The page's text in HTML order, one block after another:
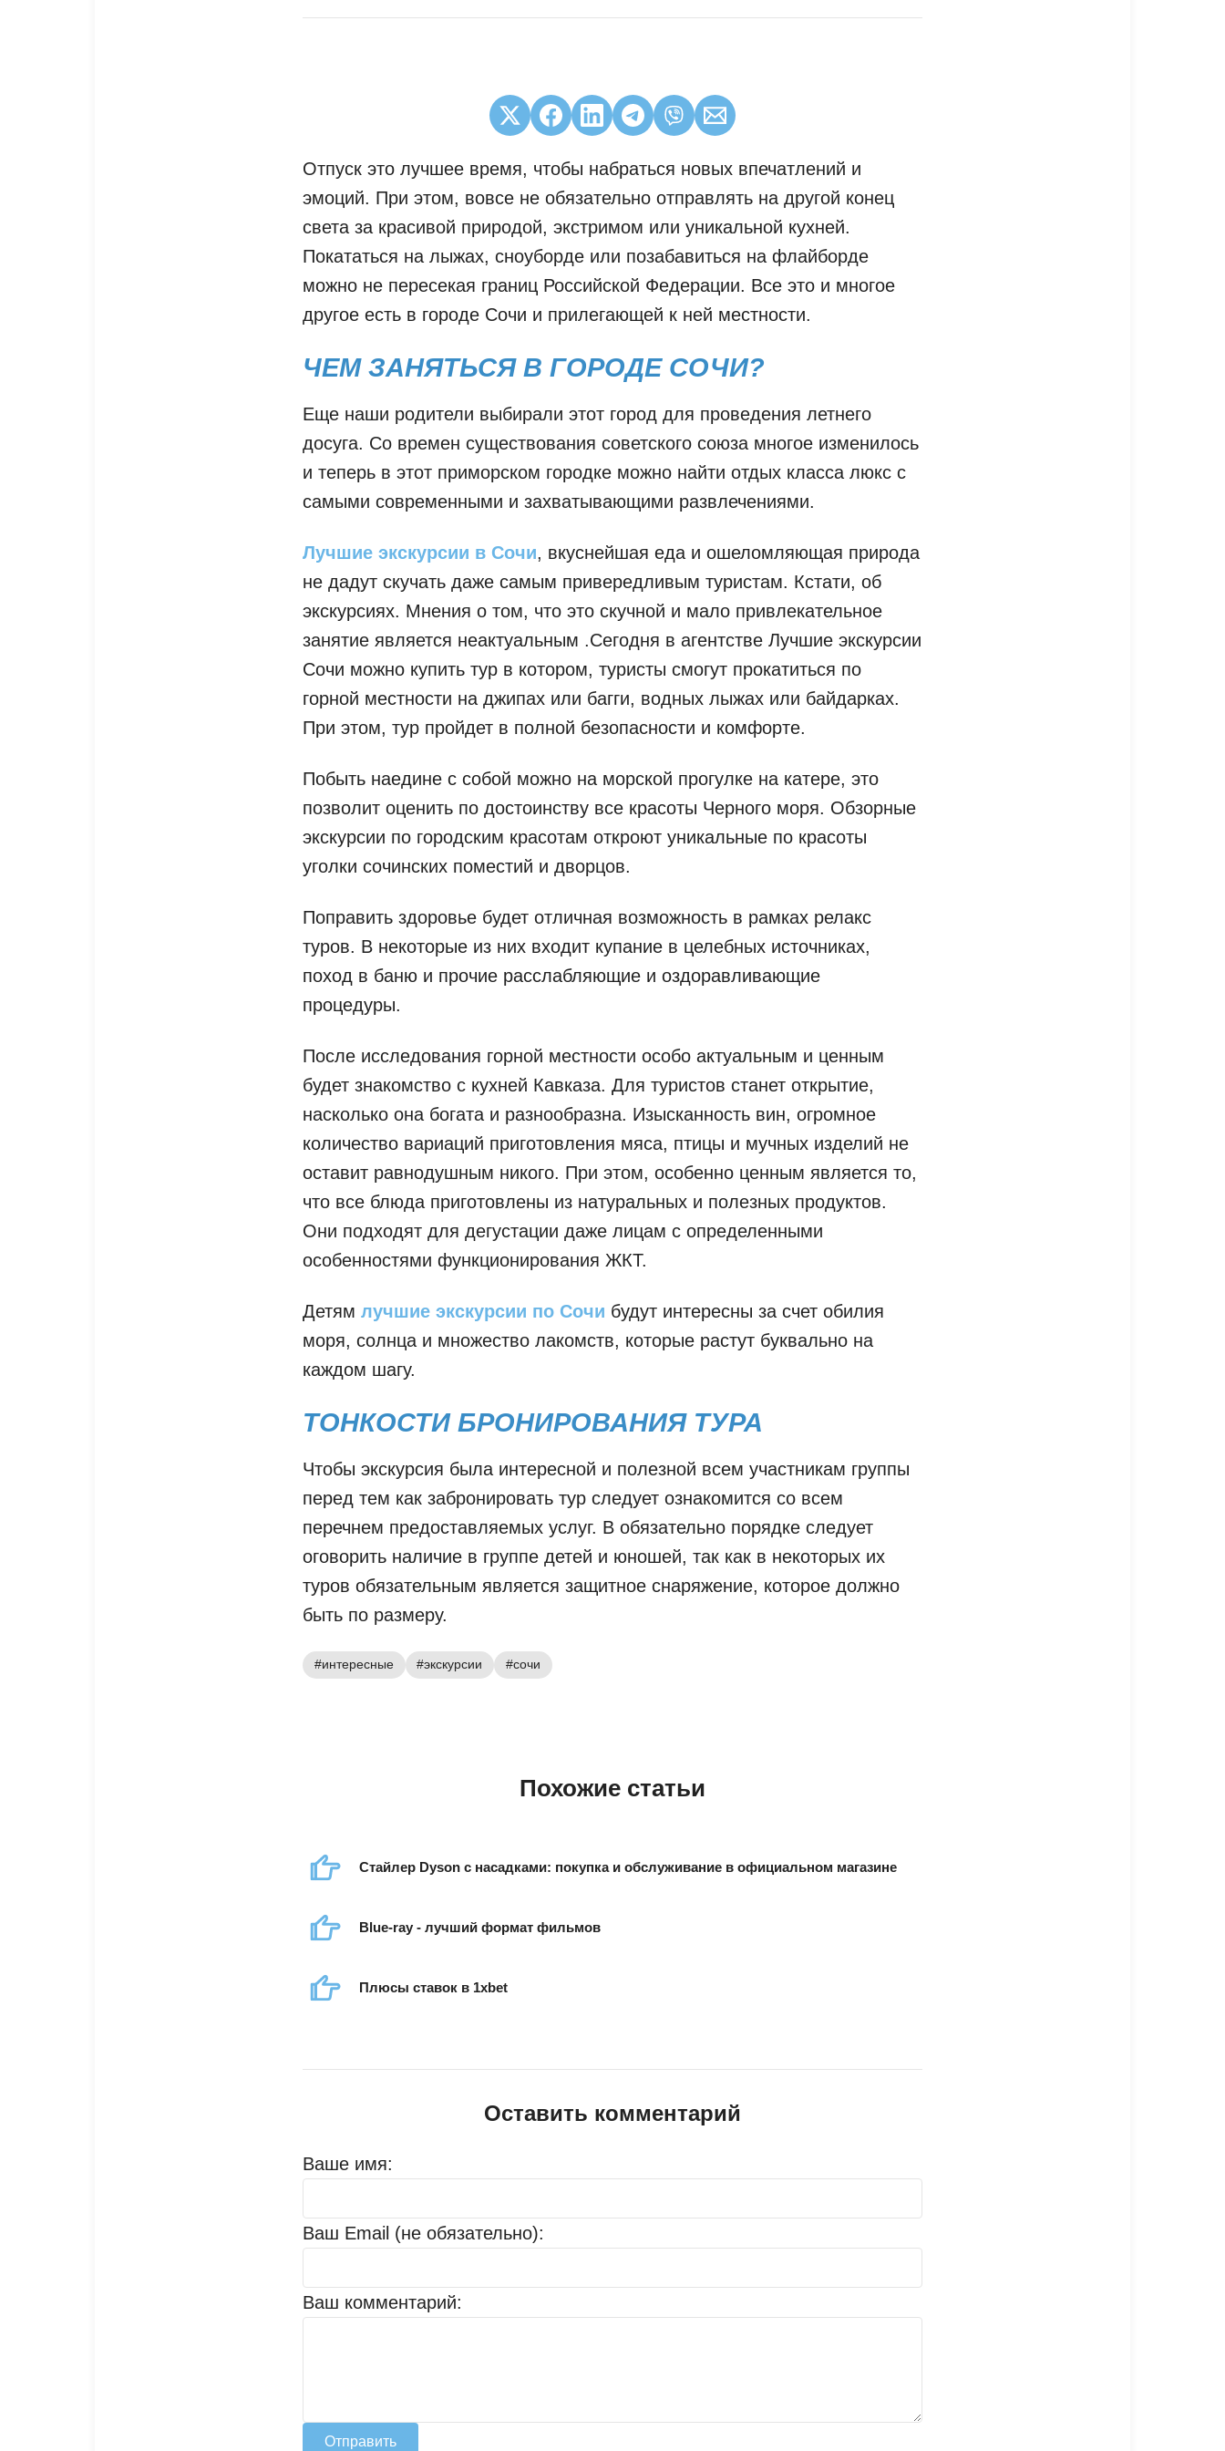
Отпуск это лучшее время, чтобы набраться новых впечатлений и
эмоций. При этом, вовсе не обязательно отправлять на другой конец
света за красивой природой, экстримом или уникальной кухней.
Покататься на лыжах, сноуборде или позабавиться на флайборде
можно не пересекая границ Российской Федерации. Все это и многое
другое есть в городе Сочи и прилегающей к ней местности.
ЧЕМ ЗАНЯТЬСЯ В ГОРОДЕ СОЧИ?
Еще наши родители выбирали этот город для проведения летнего
досуга. Со времен существования советского союза многое изменилось
и теперь в этот приморском городке можно найти отдых класса люкс с
самыми современными и захватывающими развлечениями.
Лучшие экскурсии в Сочи, вкуснейшая еда и ошеломляющая природа
не дадут скучать даже самым привередливым туристам. Кстати, об
экскурсиях. Мнения о том, что это скучной и мало привлекательное
занятие является неактуальным .Сегодня в агентстве Лучшие экскурсии
Сочи можно купить тур в котором, туристы смогут прокатиться по
горной местности на джипах или багги, водных лыжах или байдарках.
При этом, тур пройдет в полной безопасности и комфорте.
Побыть наедине с собой можно на морской прогулке на катере, это
позволит оценить по достоинству все красоты Черного моря. Обзорные
экскурсии по городским красотам откроют уникальные по красоты
уголки сочинских поместий и дворцов.
Поправить здоровье будет отличная возможность в рамках релакс
туров. В некоторые из них входит купание в целебных источниках,
поход в баню и прочие расслабляющие и оздоравливающие
процедуры.
После исследования горной местности особо актуальным и ценным
будет знакомство с кухней Кавказа. Для туристов станет открытие,
насколько она богата и разнообразна. Изысканность вин, огромное
количество вариаций приготовления мяса, птицы и мучных изделий не
оставит равнодушным никого. При этом, особенно ценным является то,
что все блюда приготовлены из натуральных и полезных продуктов.
Они подходят для дегустации даже лицам с определенными
особенностями функционирования ЖКТ.
Детям лучшие экскурсии по Сочи будут интересны за счет обилия
моря, солнца и множество лакомств, которые растут буквально на
каждом шагу.
ТОНКОСТИ БРОНИРОВАНИЯ ТУРА
Чтобы экскурсия была интересной и полезной всем участникам группы
перед тем как забронировать тур следует ознакомится со всем
перечнем предоставляемых услуг. В обязательно порядке следует
оговорить наличие в группе детей и юношей, так как в некоторых их
туров обязательным является защитное снаряжение, которое должно
быть по размеру.
#интересные #экскурсии #сочи
Похожие статьи
Стайлер Dyson с насадками: покупка и обслуживание в официальном магазине
Blue-ray - лучший формат фильмов
Плюсы ставок в 1xbet
Оставить комментарий
Ваше имя:
Ваш Email (не обязательно):
Ваш комментарий:
Отправить